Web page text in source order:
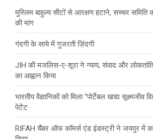
मुस्लिम बाहुल्य सीटों से आरक्षण हटाने, सच्चर समिति
की मांग
गंदगी के साये में गुजरती ज़िंदगी
JIH की मजलिस-ए-शूरा ने न्याय, संवाद और
का आह्वान किया
भारतीय वैज्ञानिकों को मिला “पोर्टेबल खाद्य सूक्ष्मजीव
पेटेंट
RIFAH चैंबर ऑफ कॉमर्स एंड इंडस्ट्री ने जयपुर में